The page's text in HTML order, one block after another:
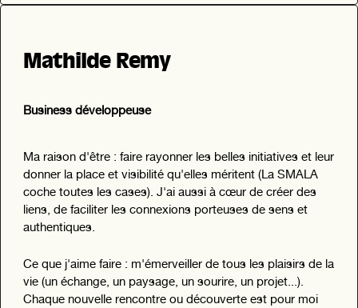
Mathilde Remy
Business développeuse
Ma raison d'être : faire rayonner les belles initiatives et leur
donner la place et visibilité qu'elles méritent (La SMALA
coche toutes les cases). J'ai aussi à cœur de créer des
liens, de faciliter les connexions porteuses de sens et
authentiques.
Ce que j'aime faire : m'émerveiller de tous les plaisirs de la
vie (un échange, un paysage, un sourire, un projet...).
Chaque nouvelle rencontre ou découverte est pour moi